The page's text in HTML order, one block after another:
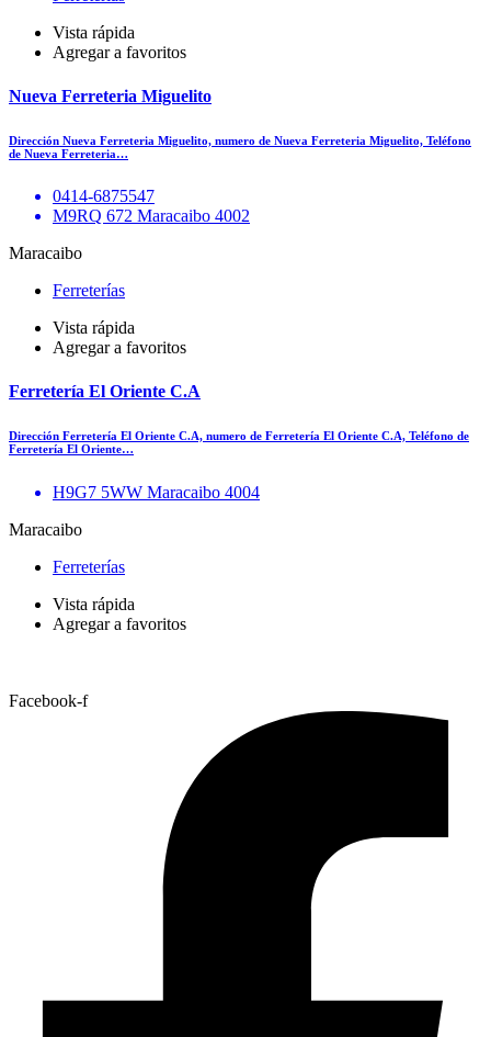
Vista rápida
Agregar a favoritos
Nueva Ferreteria Miguelito
Dirección Nueva Ferreteria Miguelito, numero de Nueva Ferreteria Miguelito, Teléfono
de Nueva Ferreteria…
0414-6875547
M9RQ 672 Maracaibo 4002
Maracaibo
Ferreterías
Vista rápida
Agregar a favoritos
Ferretería El Oriente C.A
Dirección Ferretería El Oriente C.A, numero de Ferretería El Oriente C.A, Teléfono de
Ferretería El Oriente…
H9G7 5WW Maracaibo 4004
Maracaibo
Ferreterías
Vista rápida
Agregar a favoritos
Facebook-f